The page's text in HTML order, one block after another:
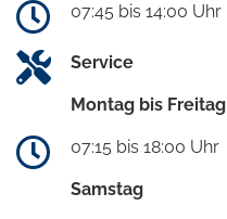
07:45 bis 14:00 Uhr
Service
Montag bis Freitag
07:15 bis 18:00 Uhr
Samstag